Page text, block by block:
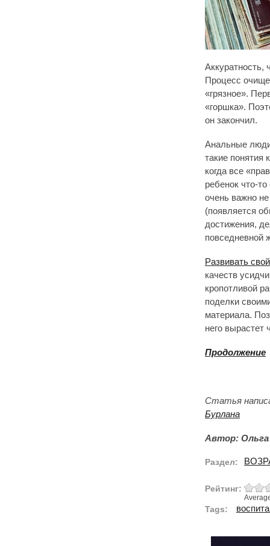
Аккуратность,
Процесс
«грязное».
«горшка».
он закончил.
Анальные
такие понятия
когда все
ребенок что-
очень важно
(появляется
достижения,
повседневной
Развивать
качеств
кропотливой
поделки
материала.
него вырастет
Продолжение
Статья
Бурлана
Автор: Ольга
Раздел:
Рейтинг:
Tags: